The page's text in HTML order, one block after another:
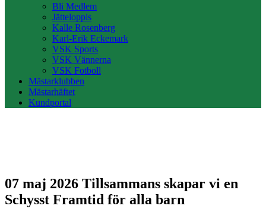
Bli Medlem
Jätteloppis
Kalle Rosenberg
Karl-Erik Eckemark
VSK Sports
VSK Vännerna
VSK Fotboll
Mästarklubben
Mästarhäftet
Kundportal
07 maj 2026 Tillsammans skapar vi en
Schysst Framtid för alla barn